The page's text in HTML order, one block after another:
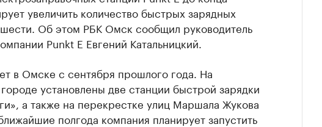
увеличить количество быстрых зарядных
Об этом РБК Омск сообщил руководитель
Punkt E Евгений Катальницкий.
в Омске с сентября прошлого года. На
установлены две станции быстрой зарядки
а также на перекрестке улиц Маршала Жукова
полгода компания планирует запустить